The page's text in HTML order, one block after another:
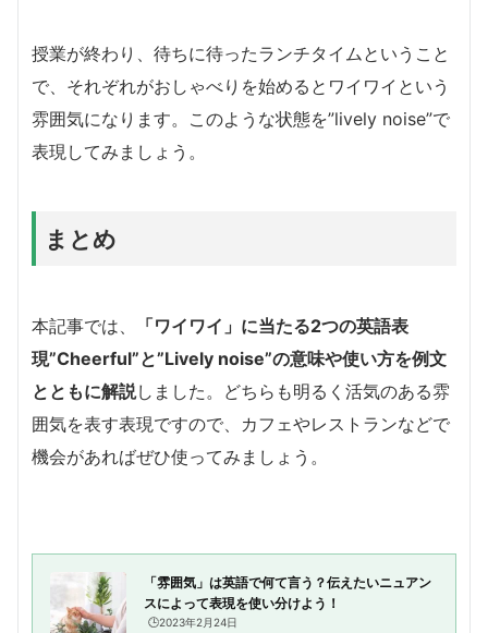
授業が終わり、待ちに待ったランチタイムということ
で、それぞれがおしゃべりを始めるとワイワイという
雰囲気になります。このような状態を”lively noise”で
表現してみましょう。
まとめ
本記事では、
「ワイワイ」に当たる2つの英語表
現”Cheerful”と”Lively noise”の意味や使い方を例文
とともに解説しました。どちらも明るく活気のある雰
囲気を表す表現ですので、カフェやレストランなどで
機会があればぜひ使ってみましょう。
「雰囲気」は英語で何て言う？伝えたいニュアン
スによって表現を使い分けよう！
🕒️2023年2月24日